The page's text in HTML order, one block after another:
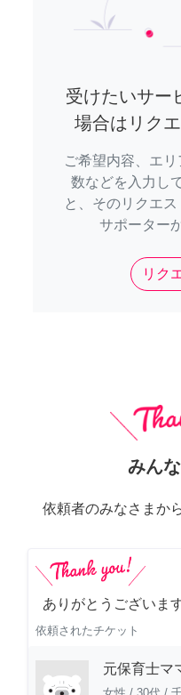
受けたいサー
場合はリク
ご希望内容、エ
数などを入力し
と、そのリクエ
サポーター
リク
みん
依頼者のみなさまか
ありがとうございま
依頼されたチケット
元保育士マ